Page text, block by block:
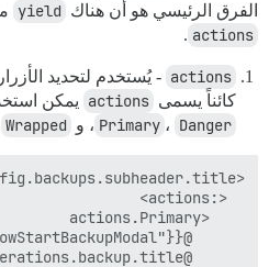
الفرق الرئيسي هو أن هناك yield
actions
.
actions - يُستخدم لتحديد
كائناً يسمى actions يمكن
Primary ، Danger ، و Wrapped